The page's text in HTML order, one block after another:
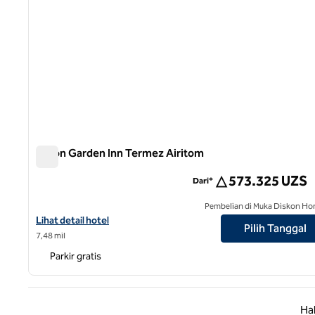
Hilton Garden Inn Termez Airitom
Lihat detail hotel untuk Hilton Garden Inn Termez Airitom
Lihat detail hotel
7,48 mil
Dari* △ 573.325 UZS
Pembelian di Muka Diskon
Pilih Tanggal
Parkir gratis